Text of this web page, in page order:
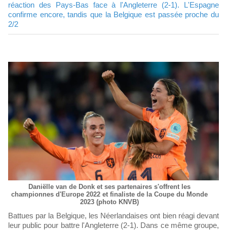
réaction des Pays-Bas face à l'Angleterre (2-1). L'Espagne
confirme encore, tandis que la Belgique est passée proche du
2/2
Daniëlle van de Donk et ses partenaires s'offrent les
championnes d'Europe 2022 et finaliste de la Coupe du Monde
2023 (photo KNVB)
Battues par la Belgique, les Néerlandaises ont bien réagi devant
leur public pour battre l'Angleterre (2-1). Dans ce même groupe,